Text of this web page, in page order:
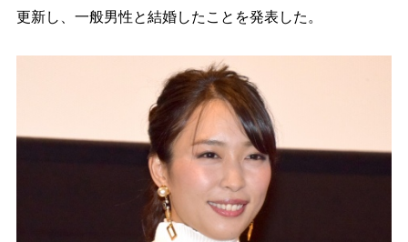
更新し、一般男性と結婚したことを発表した。